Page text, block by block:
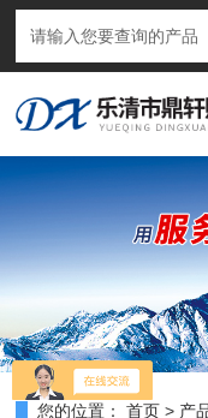
您的位置： 首页 > 产